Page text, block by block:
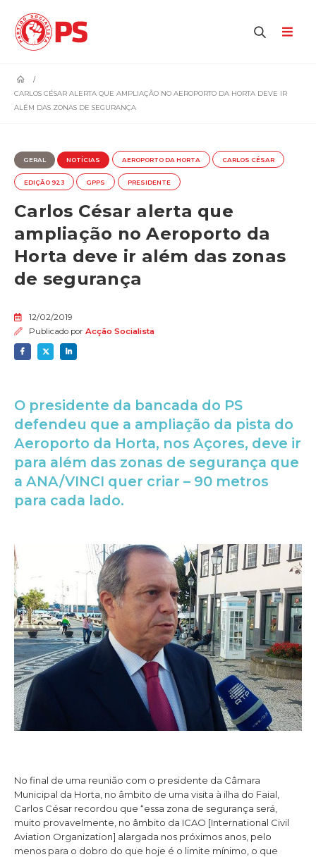
CARLOS CÉSAR ALERTA QUE AMPLIAÇÃO NO AEROPORTO DA HORTA DEVE IR
ALÉM DAS ZONAS DE SEGURANÇA
GERAL NOTÍCIAS AEROPORTO DA HORTA CARLOS CÉSAR
EDIÇÃO 923 GPPS PRESIDENTE
Carlos César alerta que
ampliação no Aeroporto da
Horta deve ir além das zonas
de segurança
12/02/2019
Publicado por Acção Socialista
O presidente da bancada do PS
defendeu que a ampliação da pista do
Aeroporto da Horta, nos Açores, deve ir
para além das zonas de segurança que
a ANA/VINCI quer criar – 90 metros
para cada lado.
No final de uma reunião com o presidente da Câmara
Municipal da Horta, no âmbito de uma visita à ilha do Faial,
Carlos César recordou que “essa zona de segurança será,
muito provavelmente, no âmbito da ICAO [International Civil
Aviation Organization] alargada nos próximos anos, pelo
menos para o dobro do que hoje é o limite mínimo, o que